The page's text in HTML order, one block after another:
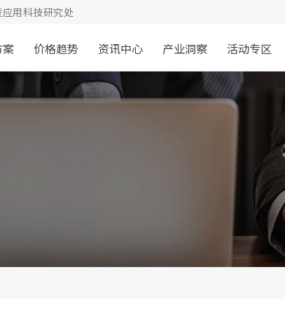
用科技研究处
价格趋势 资讯中心 产业洞察 活动专区